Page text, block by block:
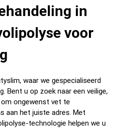
in
voor
waar we gespecialiseerd
Bent u op zoek naar een veilige,
ongewenst vet te
aan het juiste adres. Met
technologie helpen we u